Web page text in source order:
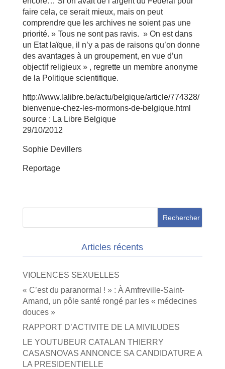
faire cela, ce serait mieux, mais on peut
comprendre que les archives ne soient pas une
priorité. » Tous ne sont pas ravis. » On est dans
un Etat laïque, il n’y a pas de raisons qu’on donne
des avantages à un groupement, en vue d’un
objectif religieux » , regrette un membre anonyme
de la Politique scientifique.
http://www.lalibre.be/actu/belgique/article/774328/
bienvenue-chez-les-mormons-de-belgique.html
source : La Libre Belgique
29/10/2012
Sophie Devillers
Reportage
Articles récents
VIOLENCES SEXUELLES
« C’est du paranormal ! » : À Amfreville-Saint-
Amand, un pôle santé rongé par les « médecines
douces »
RAPPORT D’ACTIVITE DE LA MIVILUDES
LE YOUTUBEUR CATALAN THIERRY
CASASNOVAS ANNONCE SA CANDIDATURE A
LA PRESIDENTIELLE